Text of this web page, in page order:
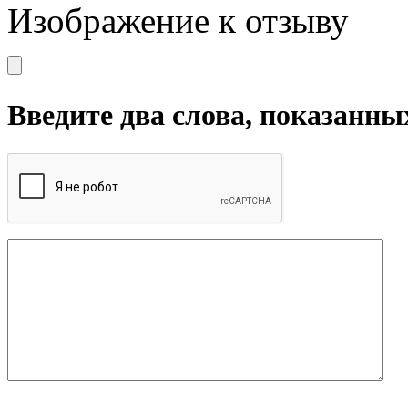
Изображение к отзыву
Введите два слова,